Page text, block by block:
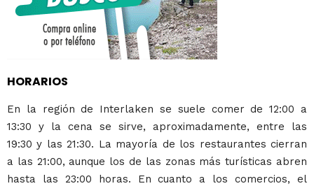
HORARIOS
En la región de Interlaken se suele comer de 12:00 a
13:30 y la cena se sirve, aproximadamente, entre las
19:30 y las 21:30. La mayoría de los restaurantes cierran
a las 21:00, aunque los de las zonas más turísticas abren
hasta las 23:00 horas. En cuanto a los comercios, el